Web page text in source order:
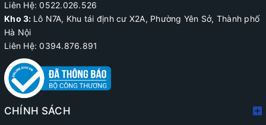
Liên Hệ:0522.026.526
Kho 3: Lô N7A, Khu tái định cư X2A, Phường Yên Sở, Thành phố
Hà Nội
Liên Hệ: 0394.876.891
CHÍNH SÁCH